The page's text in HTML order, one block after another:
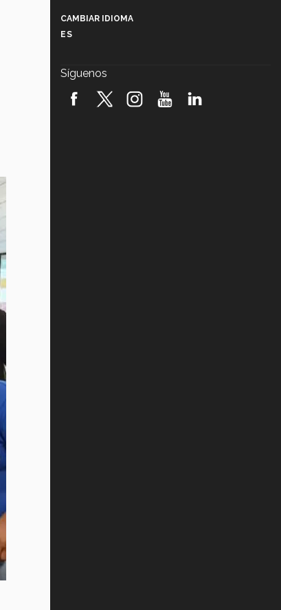
robótica FIRST 2026! (video)
CAMBIAR IDIOMA
ES
Síguenos